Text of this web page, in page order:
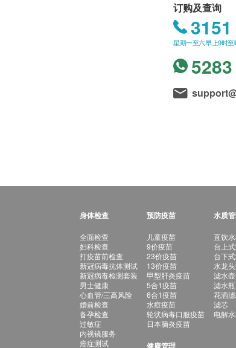
订购及查询
星期一至六早上9时
身体检查
全面检查
妇科检查
打疫苗前检查
新冠病毒抗体测试
新冠病毒检测套装
男士健康
心血管/三高风险
婚前检查
备孕检查
过敏症
内视镜服务
癌症测试
预防疫苗
儿童疫苗
9价疫苗
23价疫苗
13价疫苗
甲型肝炎疫苗
5合1疫苗
6合1疫苗
水痘疫苗
轮状病毒口服疫苗
日本脑炎疫苗
健康管理
水质
直饮
台上
台下
水龙
滤水壶
滤水瓶
花洒
滤芯
电解